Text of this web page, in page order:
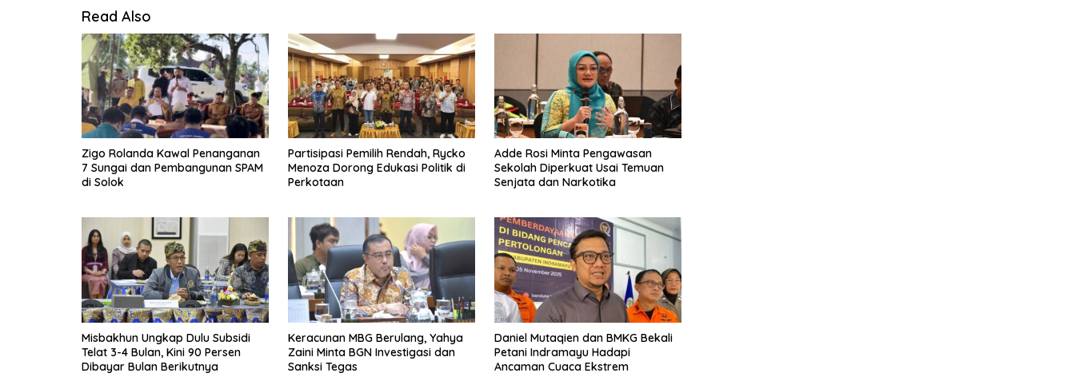
Read Also
Zigo Rolanda Kawal Penanganan
7 Sungai dan Pembangunan SPAM
di Solok
Partisipasi Pemilih Rendah, Rycko
Menoza Dorong Edukasi Politik di
Perkotaan
Adde Rosi Minta Pengawasan
Sekolah Diperkuat Usai Temuan
Senjata dan Narkotika
Misbakhun Ungkap Dulu Subsidi
Telat 3-4 Bulan, Kini 90 Persen
Dibayar Bulan Berikutnya
Keracunan MBG Berulang, Yahya
Zaini Minta BGN Investigasi dan
Sanksi Tegas
Daniel Mutaqien dan BMKG Bekali
Petani Indramayu Hadapi
Ancaman Cuaca Ekstrem